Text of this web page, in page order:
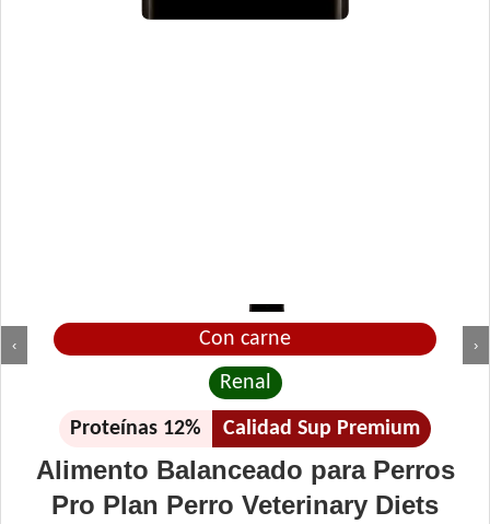
‹ ›
Con carne
Renal
Proteínas 12% Calidad Sup Premium
Alimento Balanceado para Perros
Pro Plan Perro Veterinary Diets